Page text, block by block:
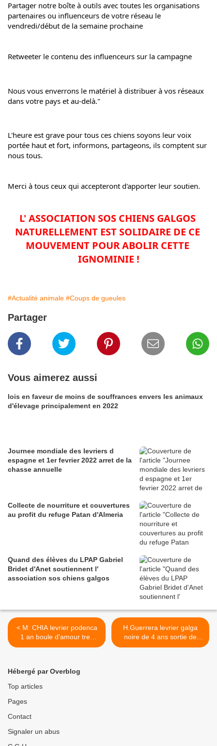
Partager notre boîte à outils avec toutes les organisations
partenaires ou influenceurs de votre réseau le
vendredi/début de la semaine prochaine
Retweeter le contenu des influenceurs sur la campagne
Nous vous enverrons le matériel à distribuer à vos réseaux
dans votre pays et au-delà."
L'heure est grave pour tous ces chiens soyons leur voix
portée haut et fort, informons, partageons, ils comptent sur
nous tous.
Merci à tous ceux qui accepteront d'apporter leur soutien.
L' ASSOCIATION SOS CHIENS GALGOS
NATURELLEMENT EST SOLIDAIRE DE CE
MOUVEMENT POUR ABOLIR CETTE
IGNOMINIE !
#Actualité animale #Coups de gueules
Partager
Vous aimerez aussi
lois en faveur de moins de souffrances envers les animaux
d'élevage principalement en 2022
Journee mondiale des levriers d
espagne et 1er fevrier 2022 arret de la
chasse annuelle
Collecte de nourriture et couvertures
au profit du refuge Patan d'Almeria
Quand des élèves du LPAP Gabriel
Bridet d'Anet soutiennent l'
association sos chiens galgos
< M: CHIA levrier podenca
1 an boule d'amour tres
cool a adopter sous contrat
H.Guerrera levrier galga
noire de 4 ans sortie de
perreira a adopter chez sos
Hébergé par Overblog
Top articles
Pages
Contact
Signaler un abus